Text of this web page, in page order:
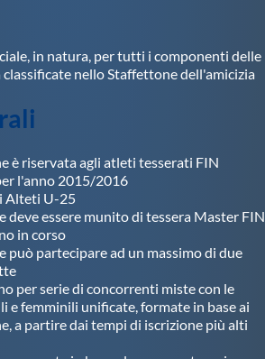
in natura, per tutti i componenti delle
nello Staffettone dell'amicizia
è riservata agli atleti tesserati FIN
l'anno 2015/2016
Alteti U-25
deve essere munito di tessera Master FIN
in corso
può partecipare ad un massimo di due
per serie di concorrenti miste con le
e femminili unificate, formate in base ai
a partire dai tempi di iscrizione più alti